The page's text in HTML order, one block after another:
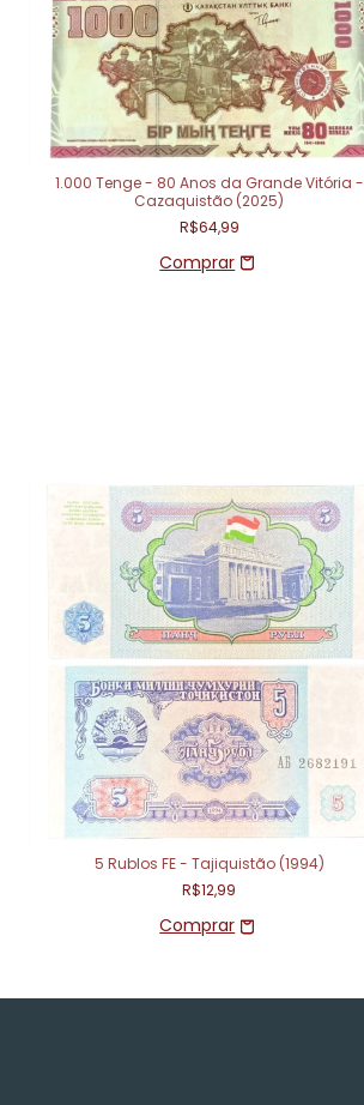
1.000 Tenge - 80 Anos da Grande Vitória -
Cazaquistão (2025)
R$64,99
5 Rublos FE - Tajiquistão (1994)
R$12,99